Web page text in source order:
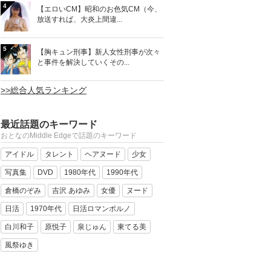
4
【エロいCM】昭和のお色気CM（今、
放送すれば、大炎上間違...
5
【胸キュン刑事】新人女性刑事が次々
と事件を解決していくその...
>>総合人気ランキング
最近話題のキーワード
おとなのMiddle Edgeで話題のキーワード
アイドル タレント ヘアヌード 少女
写真集 DVD 1980年代 1990年代
倉橋のぞみ 吉沢 あゆみ 女優 ヌード
日活 1970年代 日活ロマンポルノ
白川和子 原悦子 泉じゅん 東てる美
風祭ゆき